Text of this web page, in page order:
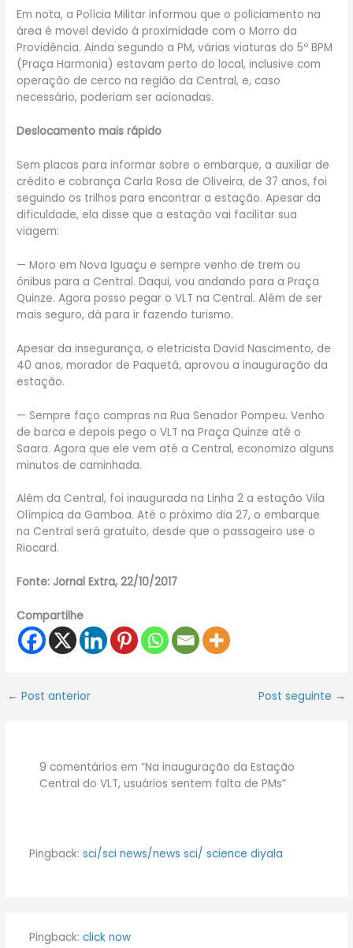
Em nota, a Polícia Militar informou que o policiamento na
área é movel devido à proximidade com o Morro da
Providência. Ainda segundo a PM, várias viaturas do 5º BPM
(Praça Harmonia) estavam perto do local, inclusive com
operação de cerco na região da Central, e, caso
necessário, poderiam ser acionadas.
Deslocamento mais rápido
Sem placas para informar sobre o embarque, a auxiliar de
crédito e cobrança Carla Rosa de Oliveira, de 37 anos, foi
seguindo os trilhos para encontrar a estação. Apesar da
dificuldade, ela disse que a estação vai facilitar sua
viagem:
— Moro em Nova Iguaçu e sempre venho de trem ou
ônibus para a Central. Daqui, vou andando para a Praça
Quinze. Agora posso pegar o VLT na Central. Além de ser
mais seguro, dá para ir fazendo turismo.
Apesar da insegurança, o eletricista David Nascimento, de
40 anos, morador de Paquetá, aprovou a inauguração da
estação.
— Sempre faço compras na Rua Senador Pompeu. Venho
de barca e depois pego o VLT na Praça Quinze até o
Saara. Agora que ele vem até a Central, economizo alguns
minutos de caminhada.
Além da Central, foi inaugurada na Linha 2 a estação Vila
Olímpica da Gamboa. Até o próximo dia 27, o embarque
na Central será gratuito, desde que o passageiro use o
Riocard.
Fonte: Jornal Extra, 22/10/2017
Compartilhe
← Post anterior Post seguinte →
9 comentários em “Na inauguração da Estação
Central do VLT, usuários sentem falta de PMs”
Pingback: sci/sci news/news sci/ science diyala
Pingback: click now